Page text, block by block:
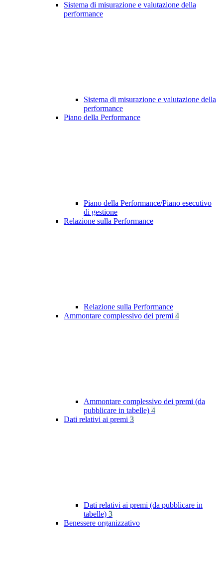
Sistema di misurazione e valutazione della
performance
Sistema di misurazione e valutazione della
performance
Piano della Performance
Piano della Performance/Piano esecutivo
di gestione
Relazione sulla Performance
Relazione sulla Performance
Ammontare complessivo dei premi 4
Ammontare complessivo dei premi (da
pubblicare in tabelle) 4
Dati relativi ai premi 3
Dati relativi ai premi (da pubblicare in
tabelle) 3
Benessere organizzativo